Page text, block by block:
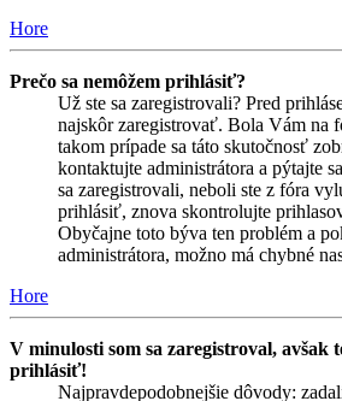
Hore
Prečo sa nemôžem prihlásiť?
Už ste sa zaregistrovali? Pred
najskôr zaregistrovať. Bola Vám na
takom prípade sa táto skutočnosť
kontaktujte administrátora a pýtajte
sa zaregistrovali, neboli ste z fóra
prihlásiť, znova skontrolujte
Obyčajne toto býva ten problém a
administrátora, možno má chybné
Hore
V minulosti som sa zaregistroval, avšak
prihlásiť!
Najpravdepodobnejšie dôvody: